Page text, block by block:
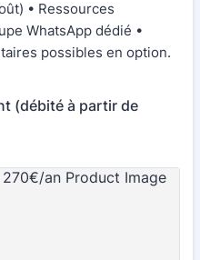
• Ressources
WhatsApp dédié •
possibles en option.
(débité à partir de